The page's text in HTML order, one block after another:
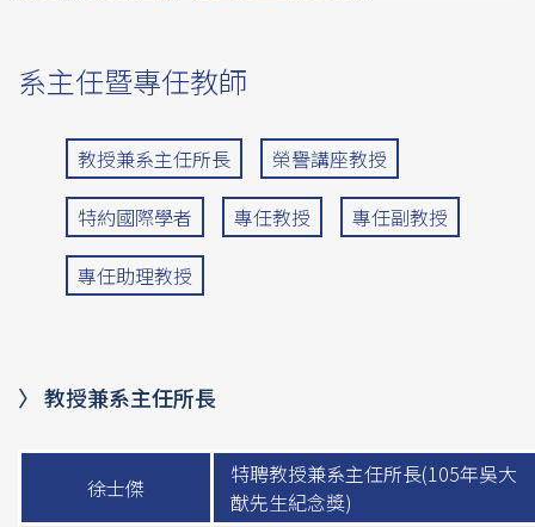
系主任暨專任教師
教授兼系主任所長 榮譽講座教授
特約國際學者 專任教授 專任副教授
專任助理教授
〉 教授兼系主任所長
徐士傑
特聘教授兼系主任所長(105年吳大
猷先生紀念獎)